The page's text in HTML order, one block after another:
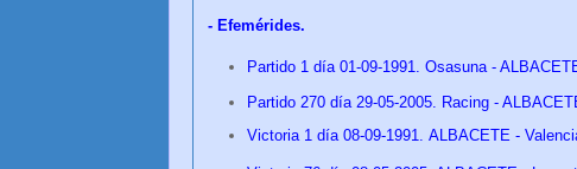
- Efemérides.
Partido 1 día 01-09-1991. Osasuna -
Partido 270 día 29-05-2005. Racing -
Victoria 1 día 08-09-1991. ALBACETE -